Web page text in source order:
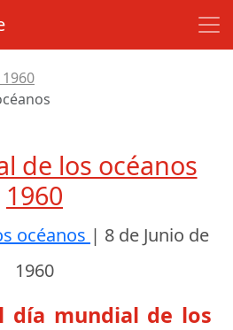
de los océanos
1960
océanos | 8 de Junio de
1960
día mundial de los